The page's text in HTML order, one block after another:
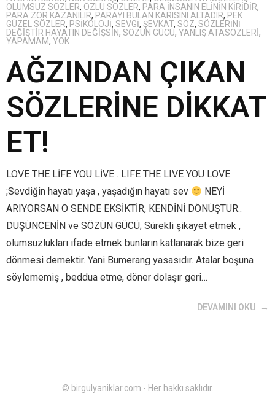
OLUMSUZ SÖZLER, ÖZLÜ SÖZLER, PARA INSANIN ELININ KIRIDIR,
PARA ZOR KAZANILIR, PARAYI BULAN KARISINI ALTADIR, PEK
GÜZEL SÖZLER, PSIKOLOJI, SEVGI, ŞEVKAT, SÖZ, SÖZLERINI
DEĞIŞTIR HAYATIN DEĞIŞSIN, SÖZÜN GÜCÜ, YANLIŞ ATASÖZLERI,
YAPAMAM, YOK
AĞZINDAN ÇIKAN
SÖZLERİNE DİKKAT
ET!
LOVE THE LİFE YOU LİVE . LIFE THE LIVE YOU LOVE
;Sevdiğin hayatı yaşa , yaşadığın hayatı sev
NEYİ
ARIYORSAN O SENDE EKSİKTİR, KENDİNİ DÖNÜŞTÜR..
DÜŞÜNCENİN ve SÖZÜN GÜCÜ; Sürekli şikayet etmek ,
olumsuzlukları ifade etmek bunların katlanarak bize geri
dönmesi demektir. Yani Bumerang yasasıdır. Atalar boşuna
söylememiş , beddua etme, döner dolaşır geri…
DEVAMINI OKU
© birgulyaniklar.com - Her hakkı saklıdır.